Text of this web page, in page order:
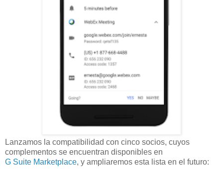
Lanzamos la compatibilidad con cinco socios, cuyos
complementos se encuentran disponibles en
G Suite Marketplace, y ampliaremos esta lista en el futuro: